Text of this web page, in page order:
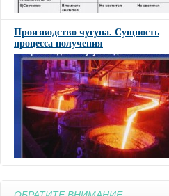
Производство чугуна. Сущность
процесса получения